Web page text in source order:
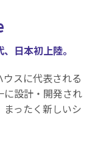
日本初上陸。
スに代表される
に設計・開発され
ったく新しいシ